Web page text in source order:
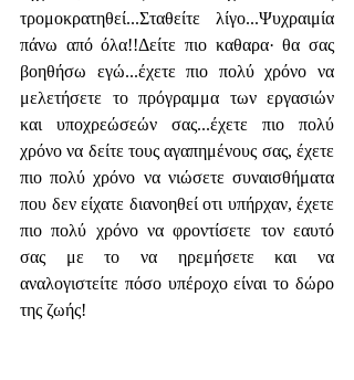
τρομοκρατηθεί...Σταθείτε λίγο...Ψυχραιμία
πάνω από όλα!!Δείτε πιο καθαρα· θα σας
βοηθήσω εγώ...έχετε πιο πολύ χρόνο να
μελετήσετε το πρόγραμμα των εργασιών
και υποχρεώσεών σας...έχετε πιο πολύ
χρόνο να δείτε τους αγαπημένους σας, έχετε
πιο πολύ χρόνο να νιώσετε συναισθήματα
που δεν είχατε διανοηθεί οτι υπήρχαν, έχετε
πιο πολύ χρόνο να φροντίσετε τον εαυτό
σας με το να ηρεμήσετε και να
αναλογιστείτε πόσο υπέροχο είναι το δώρο
της ζωής!